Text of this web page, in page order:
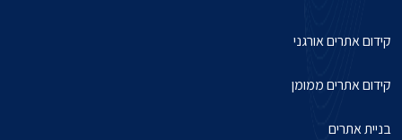
קידום אתרים אורגני
קידום אתרים ממומן
בניית אתרים